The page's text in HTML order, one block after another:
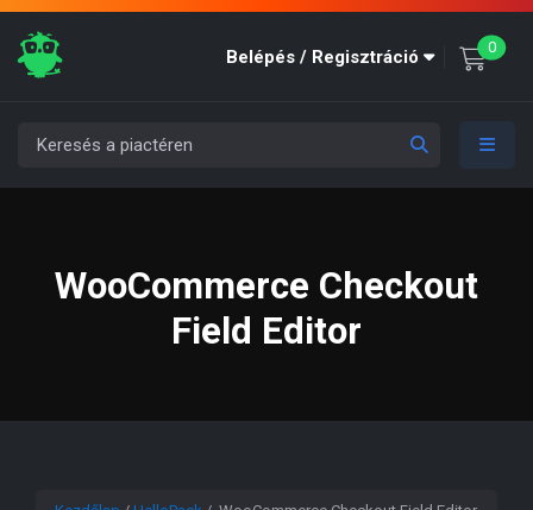
Belépés / Regisztráció 0
WooCommerce Checkout
Field Editor